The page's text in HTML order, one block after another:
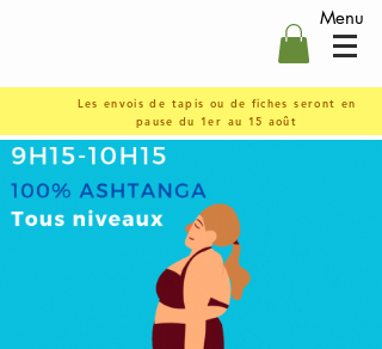
Menu
Les envois de tapis ou de fiches seront en
pause du 1er au 15 août